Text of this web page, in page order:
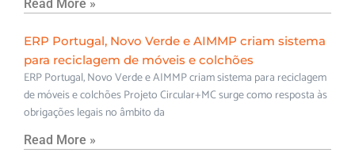
Read More »
ERP Portugal, Novo Verde e AIMMP criam sistema
para reciclagem de móveis e colchões
ERP Portugal, Novo Verde e AIMMP criam sistema para reciclagem
de móveis e colchões Projeto Circular+MC surge como resposta às
obrigações legais no âmbito da
Read More »